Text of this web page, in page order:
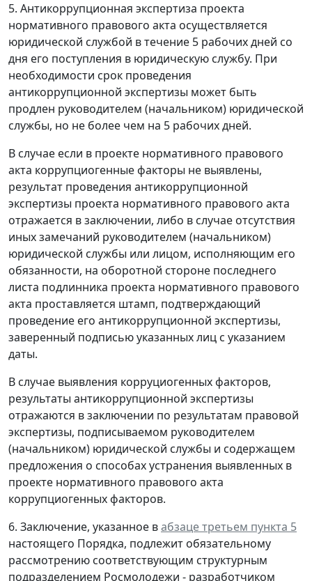
5. Антикоррупционная экспертиза проекта
нормативного правового акта осуществляется
юридической службой в течение 5 рабочих дней со
дня его поступления в юридическую службу. При
необходимости срок проведения
антикоррупционной экспертизы может быть
продлен руководителем (начальником) юридической
службы, но не более чем на 5 рабочих дней.
В случае если в проекте нормативного правового
акта коррупциогенные факторы не выявлены,
результат проведения антикоррупционной
экспертизы проекта нормативного правового акта
отражается в заключении, либо в случае отсутствия
иных замечаний руководителем (начальником)
юридической службы или лицом, исполняющим его
обязанности, на оборотной стороне последнего
листа подлинника проекта нормативного правового
акта проставляется штамп, подтверждающий
проведение его антикоррупционной экспертизы,
заверенный подписью указанных лиц с указанием
даты.
В случае выявления корруциогенных факторов,
результаты антикоррупционной экспертизы
отражаются в заключении по результатам правовой
экспертизы, подписываемом руководителем
(начальником) юридической службы и содержащем
предложения о способах устранения выявленных в
проекте нормативного правового акта
коррупциогенных факторов.
6. Заключение, указанное вабзаце третьем пункта 5
настоящего Порядка, подлежит обязательному
рассмотрению соответствующим структурным
подразделением Росмолодежи - разработчиком